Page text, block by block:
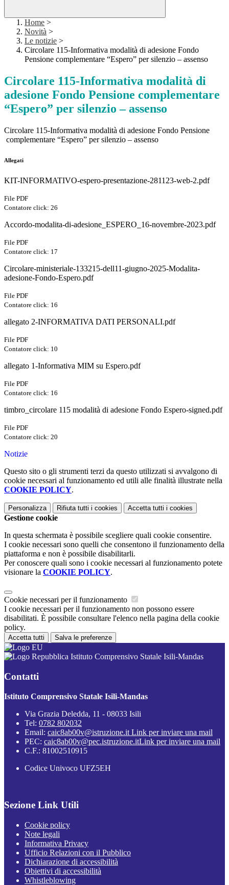
Home >
Novità >
Le notizie >
Circolare 115-Informativa modalità di adesione Fondo
Pensione complementare “Espero” per silenzio – assenso
Circolare 115-Informativa modalità di
adesione Fondo Pensione complementare
“Espero” per silenzio – assenso
Circolare 115-Informativa modalità di adesione Fondo Pensione
complementare “Espero” per silenzio – assenso
Allegati
KIT-INFORMATIVO-espero-presentazione-281123-web-2.pdf
File PDF
Contatore click: 26
Accordo-modalita-di-adesione_ESPERO_16-novembre-2023.pdf
File PDF
Contatore click: 17
Circolare-ministeriale-133215-dell11-giugno-2025-Modalita-
adesione-Fondo-Espero.pdf
File PDF
Contatore click: 16
allegato 2-INFORMATIVA DATI PERSONALI.pdf
File PDF
Contatore click: 10
allegato 1-Informativa MIM su Espero.pdf
File PDF
Contatore click: 16
timbro_circolare 115 modalità di adesione Fondo Espero-signed.pdf
File PDF
Contatore click: 20
Notizie
Questo sito o gli strumenti terzi da questo utilizzati si avvalgono di
cookie necessari al funzionamento ed utili alle finalità illustrate nella
COOKIE POLICY.
Personalizza Rifiuta tutti i cookies Accetta tutti i cookies
Gestione cookie
In questa schermata è possibile scegliere quali cookie consentire.
I cookie necessari sono quelli che consentono il funzionamento della
piattaforma e non è possibile disabilitarli.
Per conoscere quali sono i cookie necessari al funzionamento potete
visionare la COOKIE POLICY.
Cookie necessari per il funzionamento
I cookie necessari per il funzionamento non possono essere
disabilitati. È possibile consultare l'elenco nella pagina della cookie
policy.
Accetta tutti Salva le preferenze
Istituto Comprensivo Statale Isili-Mandas
Contatti
Istituto Comprensivo Statale Isili-Mandas
Via Grazia Deledda, 11 - 08033 Isili
Tel: 0782 802032
Email: caic8ab00v@istruzione.it Link per inviare una mail
PEC: caic8ab00v@pec.istruzione.itLink per inviare una mail
C.F.: 81002510915
Codice Univoco UFZ5EH
Sezione Link Utili
Cookie policy
Note legali
Informativa Privacy
Ufficio Relazioni con il Pubblico
Dichiarazione di accessibilità
Obiettivi di accessibilità
Whistleblowing